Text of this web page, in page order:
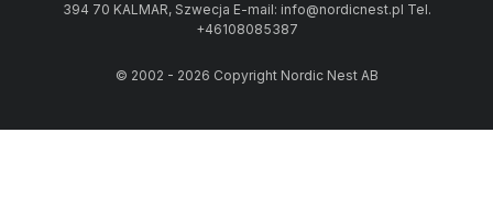
394 70 KALMAR, Szwecja E-mail: info@nordicnest.pl Tel.
+46108085387
© 2002 - 2026 Copyright Nordic Nest AB